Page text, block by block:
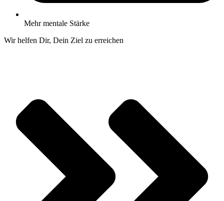
Mehr mentale Stärke
Wir helfen Dir, Dein Ziel zu erreichen